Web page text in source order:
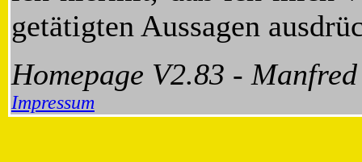
getätigten Aussagen
Homepage V2.83 -
Impressum